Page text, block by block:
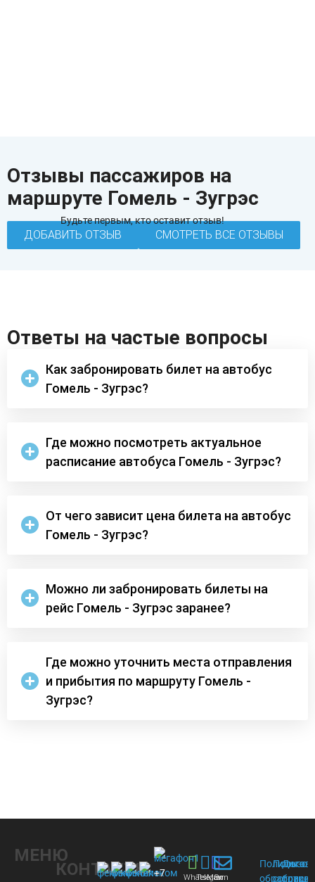
Отзывы пассажиров на
маршруте Гомель - Зугрэс
Будьте первым, кто оставит отзыв!
ДОБАВИТЬ ОТЗЫВ СМОТРЕТЬ ВСЕ ОТЗЫВЫ
Ответы на частые вопросы
Как забронировать билет на автобус
Гомель - Зугрэс?
Где можно посмотреть актуальное
расписание автобуса Гомель - Зугрэс?
От чего зависит цена билета на автобус
Гомель - Зугрэс?
Можно ли забронировать билеты на
рейс Гомель - Зугрэс заранее?
Где можно уточнить места отправления
и прибытия по маршруту Гомель -
Зугрэс?
МЕНЮ
КОНТАКТЫ +7
WhatsTelegram
MaxЭл.
Политика
обработки